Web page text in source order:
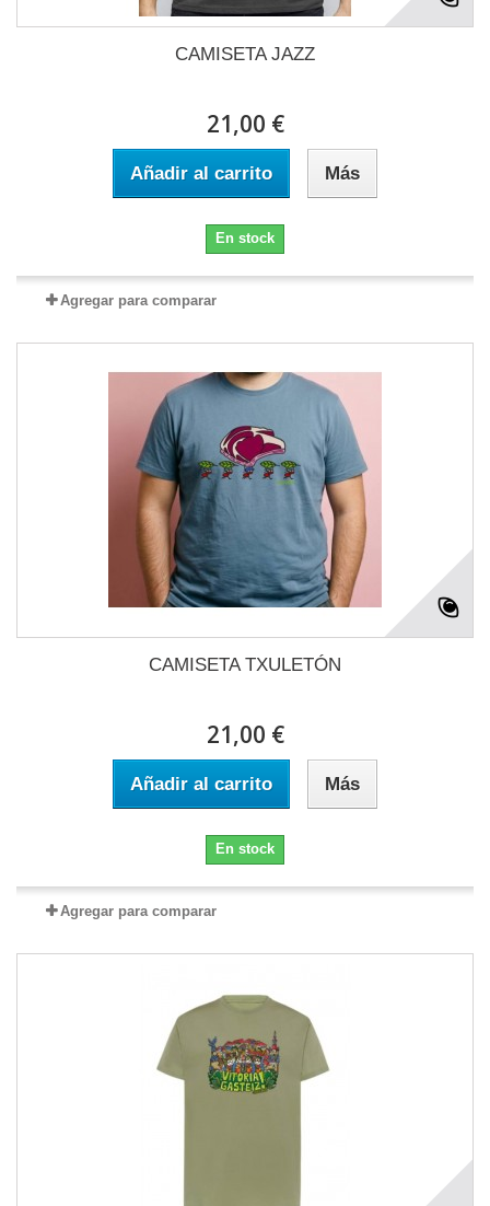
CAMISETA JAZZ
21,00 €
Añadir al carrito Más
En stock
Agregar para comparar
CAMISETA TXULETÓN
21,00 €
Añadir al carrito Más
En stock
Agregar para comparar